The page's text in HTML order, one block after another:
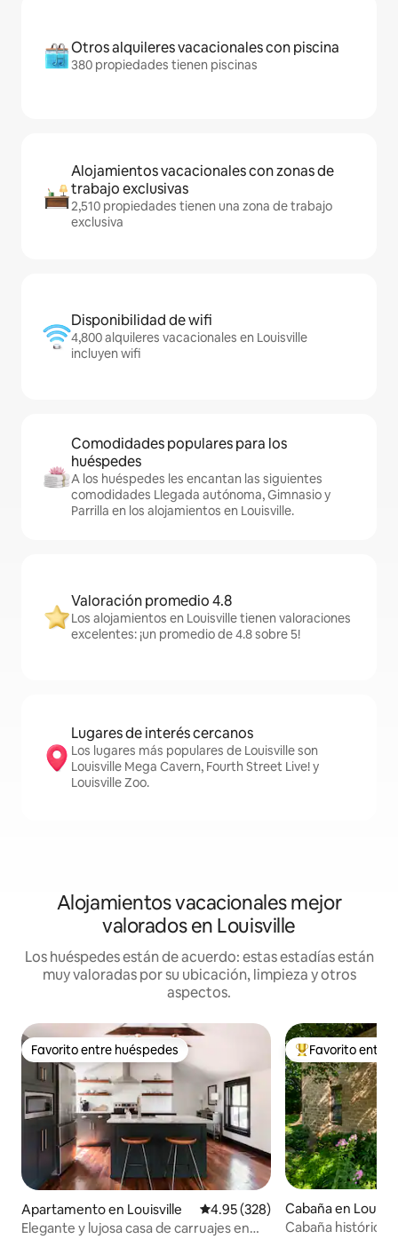
Otros alquileres vacacionales con piscina
380 propiedades tienen piscinas
Alojamientos vacacionales con zonas de
trabajo exclusivas
2,510 propiedades tienen una zona de trabajo
exclusiva
Disponibilidad de wifi
4,800 alquileres vacacionales en Louisville
incluyen wifi
Comodidades populares para los
huéspedes
A los huéspedes les encantan las siguientes
comodidades Llegada autónoma, Gimnasio y
Parrilla en los alojamientos en Louisville.
Valoración promedio 4.8
Los alojamientos en Louisville tienen valoraciones
excelentes: ¡un promedio de 4.8 sobre 5!
Lugares de interés cercanos
Los lugares más populares de Louisville son
Louisville Mega Cavern, Fourth Street Live! y
Louisville Zoo.
Alojamientos vacacionales mejor
valorados en Louisville
Los huéspedes están de acuerdo: estas estadías están
muy valoradas por su ubicación, limpieza y otros
aspectos.
Favorito entre huéspedes
Favorito entre huéspedes
Apartamento en Louisville Calificación promedio: 4.95 de
4.95 (328)
Elegante y lujosa casa de carruajes en
Favorito entre
Favorito entre
Cabaña en
Cabaña histórica